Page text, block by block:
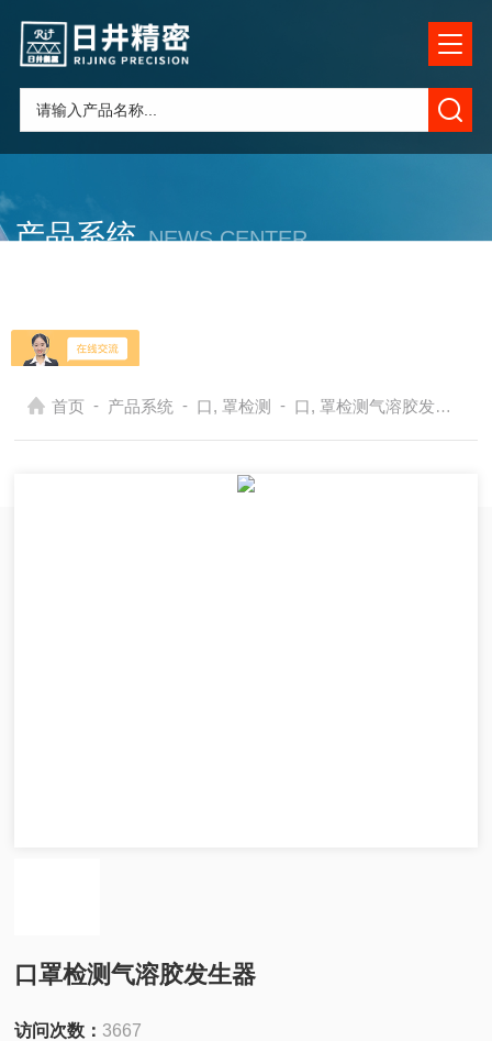
产品系统 NEWS CENTER
发展
首页 - 产品系统 - 口, 罩检测 - 口, 罩检测气溶胶发生器
口罩检测气溶胶发生器
访问次数：3667